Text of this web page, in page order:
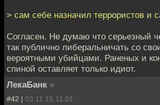
> сам себе назначил террористов и
Согласен. Не думаю что серьезный
так публично либеральничать со
вероятными убийцами. Раненых и
спиной оставляет только идиот.
ЛекаБанк »
#42 | 03.11.15 11:01